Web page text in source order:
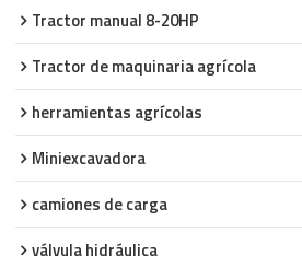
Tractor manual 8-20HP
Tractor de maquinaria agrícola
herramientas agrícolas
Miniexcavadora
camiones de carga
válvula hidráulica